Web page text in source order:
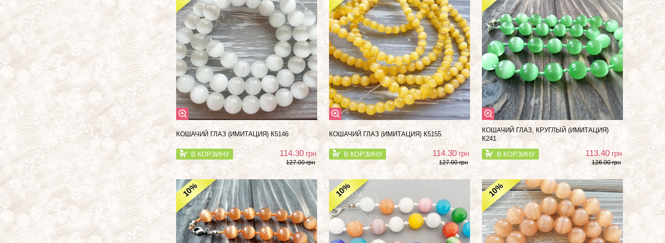
КОШАЧИЙ ГЛАЗ (ИМИТАЦИЯ) К5146
В КОРЗИНУ 114.30грн
127.00 грн
КОШАЧИЙ ГЛАЗ (ИМИТАЦИЯ) К5155
В КОРЗИНУ 114.30 грн
127.00 грн
КОШАЧИЙ ГЛАЗ, КРУГЛЫЙ (ИМИТАЦИЯ)
К241
В КОРЗИНУ 113.40грн
126.00 грн
10% 10% 10%